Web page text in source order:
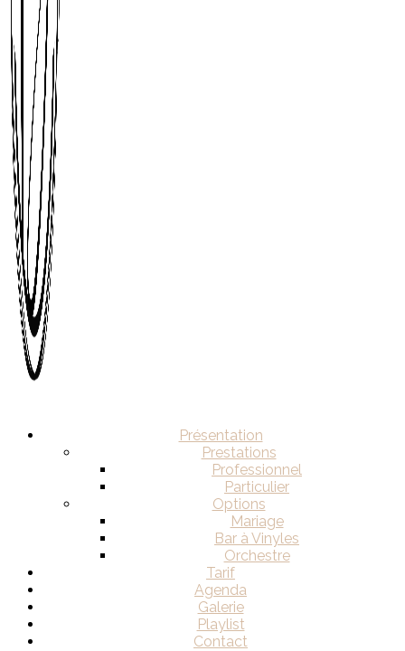
Présentation
Prestations
Professionnel
Particulier
Options
Mariage
Bar à Vinyles
Orchestre
Tarif
Agenda
Galerie
Playlist
Contact